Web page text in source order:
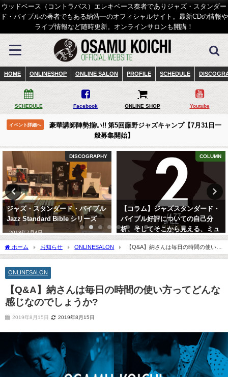
ウッドベース（コントラバス）エレキベース奏者でありジャズ・スタンダー
ド・バイブルの著者でもある納浩一のオフィシャルサイト。最新CDの情報や
ライブ情報など随時更新。オンラインサロンも開講！
HOME ONLINESHOP ONLINE SALON PROFILE SCHEDULE
SCHEDULE Facebook ONLINE SHOP Youtube
イベント詳細へ
豪華講師陣勢揃い!! 第5回藤野ジャズキャンプ【7月31日一
般募集開始】
DISCOGRAPHY
ジャズ・スタンダード・バイブル
Jazz Standard Bible シリーズ
2018年7月4日
COLUMN
【コラム】ジャズスタンダード・
バイブル好評についての自己分
析、そしてそこから見える、ミュ
ージシャンの道へのヒント
ホーム お知らせ ONLINESALON
【Q&A】納さんは毎日の時間の使い方
ってどんな感じなのでしょうか?
ONLINESALON
【Q&A】納さんは毎日の時間の使い方ってどんな
感じなのでしょうか?
2019年8月15日 2019年8月15日